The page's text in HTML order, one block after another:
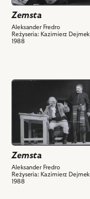
Tomasz
Budyta
-
Wacław,
Papkin
powiązanych
obiektów
Zemsta
Aleksander Fredro
Reżyseria: Kazimierz Dejmek
1988
przejdź
do
Zemsta,
zdjęciu:
Bronisław
-
Papkin,
Zemsta
Aleksander Fredro
Reżyseria: Kazimierz Dejmek
1988